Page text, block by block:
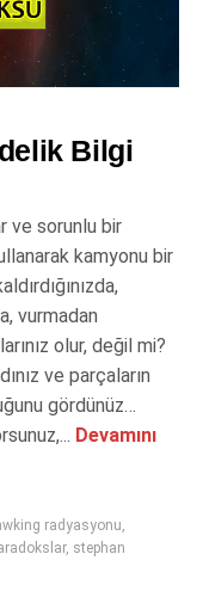
Bilgi
ve sorunlu bir
kamyonu bir
vurmadan
olur, değil mi?
ve parçaların
gördünüz…
Devamını
radyasyonu,
, stephan